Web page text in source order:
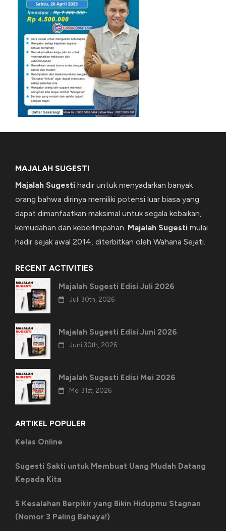
MAJALAH SUGESTI
Majalah Sugesti hadir untuk menyadarkan banyak
orang bahwa dirinya memiliki potensi luar biasa yang
dapat dimanfaatkan maksimal untuk segala kebaikan,
kemudahan dan keberlimpahan. Majalah Sugesti mulai
hadir sejak awal 2014, diterbitkan oleh Wahana Sejati.
RECENT ACTIVITIES
Majalah Sugesti Edisi Juli 2026
Juli 30th, 2026
Majalah Sugesti Edisi Juni 2026
Juni 30th, 2026
Majalah Sugesti Edisi Mei 2026
Mei 31st, 2026
ARTIKEL POPULER
Kelas Online
Sugesti Sakti untuk Membuat Uang Mudah Datang
Kepada Kita
5 Kesalahan Berpikir yang Bikin Hidupmu Stagnan
(Nomor 3 Paling Bahaya!)